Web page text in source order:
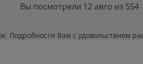
Вы посмотрели 12 авто из 554
Подробности Вам с удовольствием